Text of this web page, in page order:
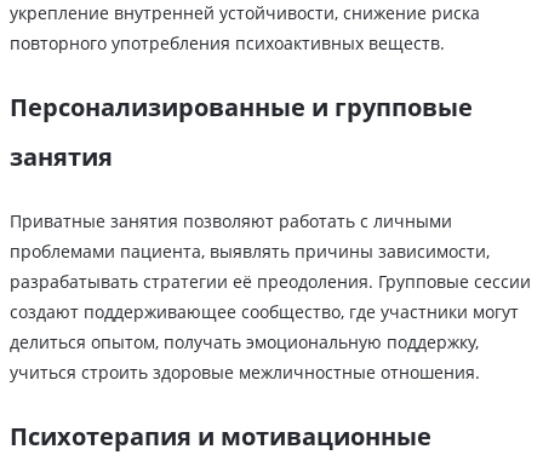
укрепление внутренней устойчивости, снижение риска
повторного употребления психоактивных веществ.
Персонализированные и групповые
занятия
Приватные занятия позволяют работать с личными
проблемами пациента, выявлять причины зависимости,
разрабатывать стратегии её преодоления. Групповые сессии
создают поддерживающее сообщество, где участники могут
делиться опытом, получать эмоциональную поддержку,
учиться строить здоровые межличностные отношения.
Психотерапия и мотивационные